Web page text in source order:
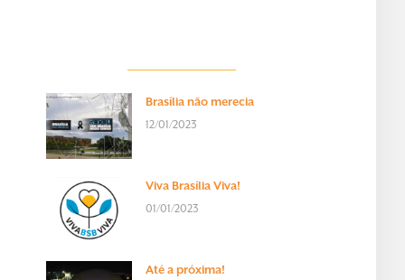
Brasília não merecia
12/01/2023
Viva Brasília Viva!
01/01/2023
Até a próxima!